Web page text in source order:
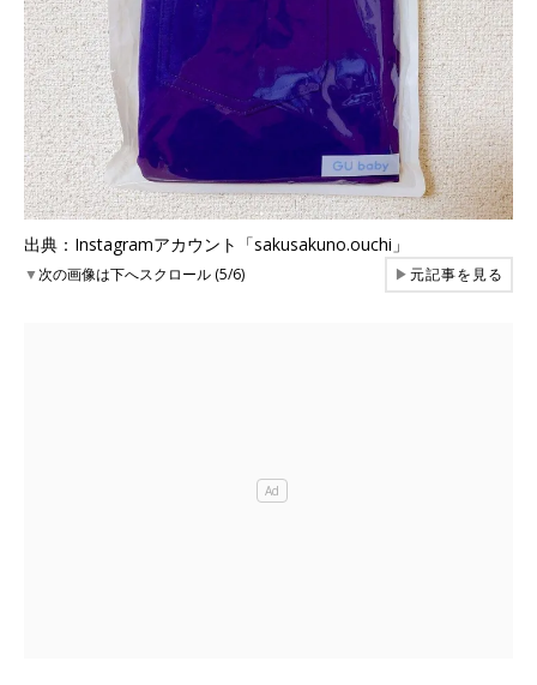
出典：Instagramアカウント「sakusakuno.ouchi」
▼次の画像は下へスクロール (5/6) ▶元記事を見る